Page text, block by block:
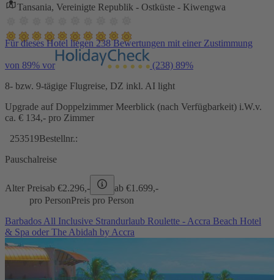
Tansania, Vereinigte Republik - Ostküste - Kiwengwa
Für dieses Hotel liegen 238 Bewertungen mit einer Zustimmung
von 89% vor (238) 89%
8- bzw. 9-tägige Flugreise, DZ inkl. AI light
Upgrade auf Doppelzimmer Meerblick (nach Verfügbarkeit) i.W.v.
ca. € 134,- pro Zimmer
253519Bestellnr.:
Pauschalreise
Alter Preisab €2.296,- ab €1.699,-
pro PersonPreis pro Person
Barbados All Inclusive Strandurlaub Roulette - Accra Beach Hotel
& Spa oder The Abidah by Accra